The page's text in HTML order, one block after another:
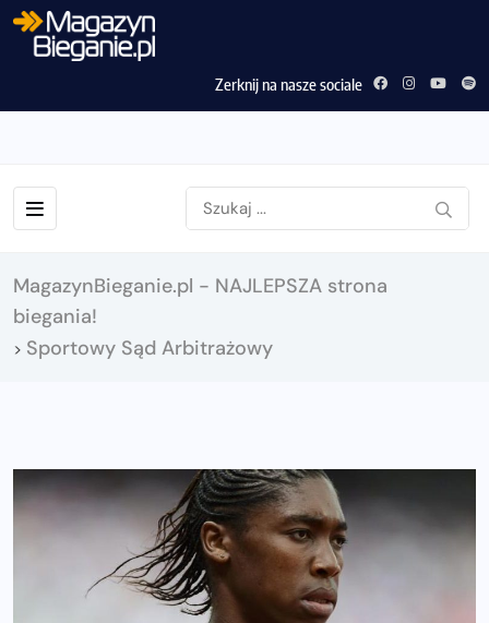
Zerknij na nasze sociale
MagazynBieganie.pl - NAJLEPSZA strona
biegania!
> Sportowy Sąd Arbitrażowy